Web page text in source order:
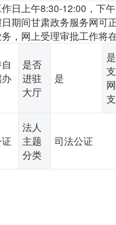
日上午8:30-12:00，下
期间甘肃政务服务网可
，网上受理审批工作将
是否
进驻
大厅
是
法人
主题
分类
司法公证